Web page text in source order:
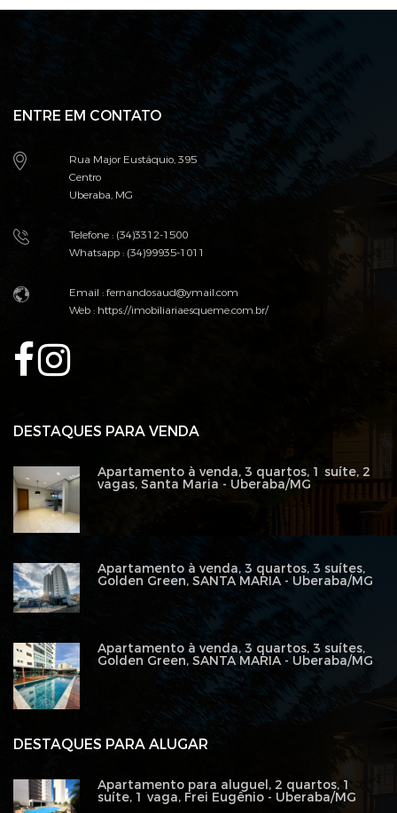
ENTRE EM CONTATO
Rua Major Eustáquio, 395
Centro
Uberaba, MG
Telefone : (34)3312-1500
Whatsapp : (34)99935-1011
Email : fernandosaud@ymail.com
Web :https://imobiliariaesqueme.com.br/
DESTAQUES PARA ALUGAR
Apartamento para aluguel, 2 quartos, 1
suíte, 1 vaga, Frei Eugênio - Uberaba/MG
DESTAQUES PARA VENDA
Apartamento à venda, 3 quartos, 1 suíte, 2
vagas, Santa Maria - Uberaba/MG
Apartamento à venda, 3 quartos, 3 suítes,
Golden Green, SANTA MARIA - Uberaba/MG
Apartamento à venda, 3 quartos, 3 suítes,
Golden Green, SANTA MARIA - Uberaba/MG